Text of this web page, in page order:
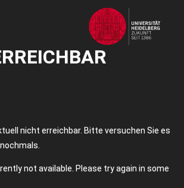
nicht erreichbar. Bitte versuchen Sie es
not available. Please try again in some